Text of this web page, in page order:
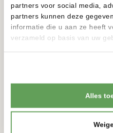
partners voor social media,
partners kunnen deze
informatie die u aan ze heeft
verzameld op basis van uw
Alles
COMPOSIET
PLANK